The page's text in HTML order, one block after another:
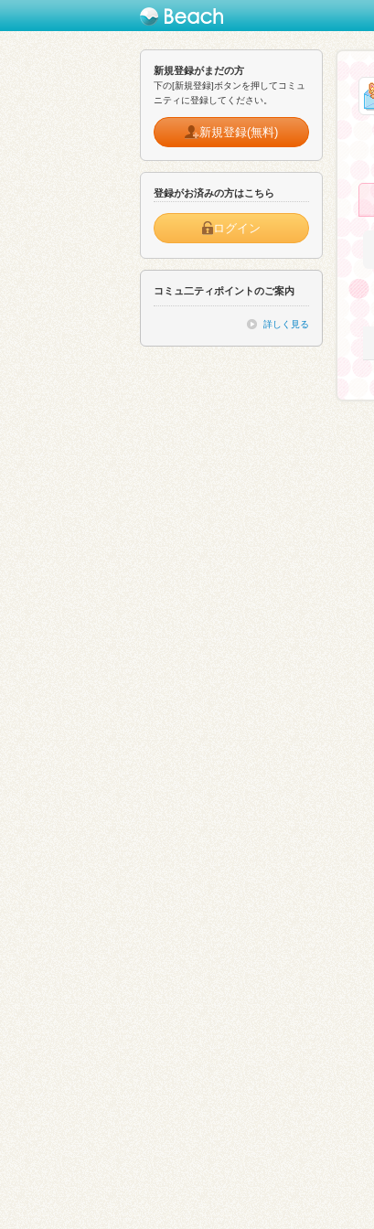
新規登録がまだの方
下の[新規登録]ボタンを押してコミュ
ニティに登録してください。
新規登録(無料)
登録がお済みの方はこちら
ログイン
コミュ二ティポイントのご案内
詳しく見る